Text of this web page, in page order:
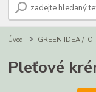
Úvod GREEN IDEA /
Pleťové